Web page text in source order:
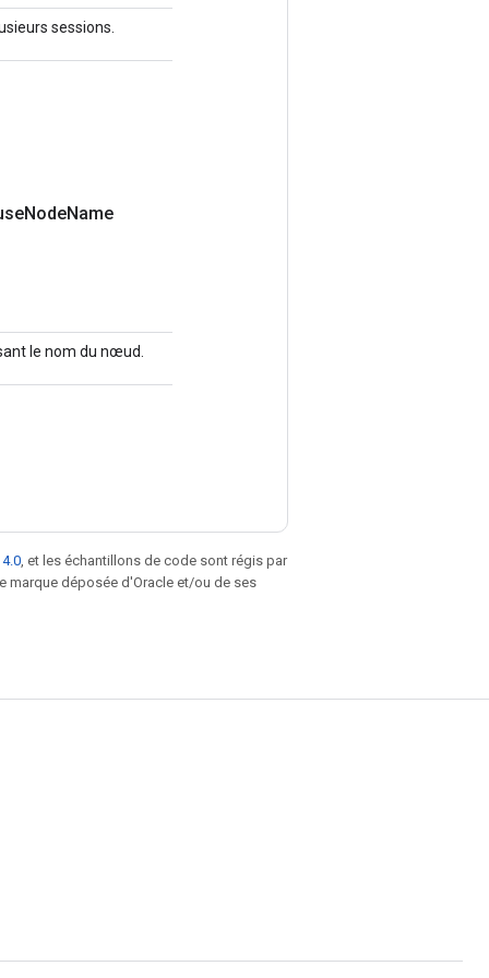
sessions.
NodeName
le nom du nœud.
, et les échantillons de code sont régis par
marque déposée d'Oracle et/ou de ses